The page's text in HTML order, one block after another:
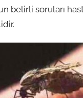
belirli soruları